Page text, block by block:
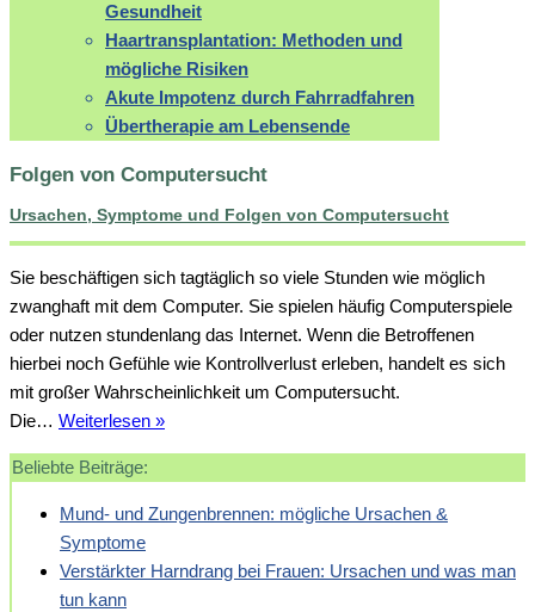
Gesundheit
Haartransplantation: Methoden und
mögliche Risiken
Akute Impotenz durch Fahrradfahren
Übertherapie am Lebensende
Folgen von Computersucht
Ursachen, Symptome und Folgen von Computersucht
Sie beschäftigen sich tagtäglich so viele Stunden wie möglich
zwanghaft mit dem Computer. Sie spielen häufig Computerspiele
oder nutzen stundenlang das Internet. Wenn die Betroffenen
hierbei noch Gefühle wie Kontrollverlust erleben, handelt es sich
mit großer Wahrscheinlichkeit um Computersucht.
Die… Weiterlesen »Ursachen,
Symptome
und
Folgen
Computersucht
Beliebte Beiträge:
Mund- und Zungenbrennen: mögliche Ursachen &
Symptome
Verstärkter Harndrang bei Frauen: Ursachen und was man
tun kann